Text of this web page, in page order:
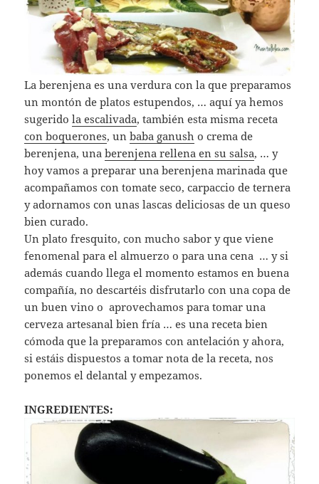
La berenjena es una verdura con la que preparamos
un montón de platos estupendos, … aquí ya hemos
sugeridola escalivada, también esta misma receta
con boquerones, unbaba ganush o crema de
berenjena, unaberenjena rellena en su salsa, … y
hoy vamos a preparar una berenjena marinada que
acompañamos con tomate seco, carpaccio de ternera
y adornamos con unas lascas deliciosas de un queso
bien curado.
Un plato fresquito, con mucho sabor y que viene
fenomenal para el almuerzo o para una cena … y si
además cuando llega el momento estamos en buena
compañía, no descartéis disfrutarlo con una copa de
un buen vino o aprovechamos para tomar una
cerveza artesanal bien fría … es una receta bien
cómoda que la preparamos con antelación y ahora,
si estáis dispuestos a tomar nota de la receta, nos
ponemos el delantal y empezamos.
INGREDIENTES: